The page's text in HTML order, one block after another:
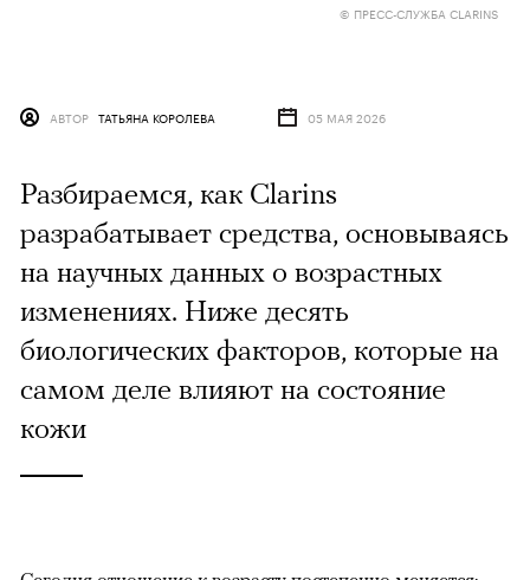
© ПРЕСС-СЛУЖБА CLARINS
АВТОР ТАТЬЯНА КОРОЛЕВА 05 МАЯ 2026
Разбираемся, как Clarins
разрабатывает средства, основываясь
на научных данных о возрастных
изменениях. Ниже десять
биологических факторов, которые на
самом деле влияют на состояние
кожи